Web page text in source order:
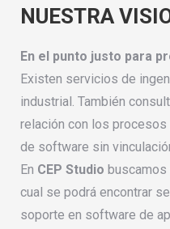
NUESTRA
En el punto justo para
Existen servicios de
industrial. También
relación con los procesos
de software sin
En CEP Studio buscamos
cual se podrá encontrar
soporte en software de